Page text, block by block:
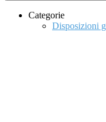
Categorie
Disposizioni